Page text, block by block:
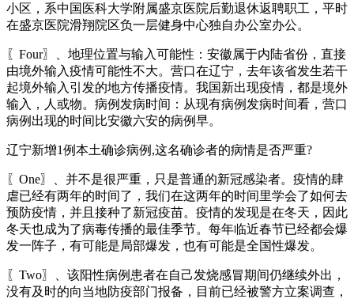
小区，系中国医科大学附属盛京医院后勤退休返聘职工，平时
在盛京医院滑翔院区负一层健身中心独自办公室办公。
〖Four〗、地理位置与输入可能性：安徽属于内陆省份，直接
由境外输入疫情可能性不大。营口在辽宁，去年该省发生若干
起境外输入引发的地方传播疫情。我国新出现疫情，都是境外
输入，人或物。病例发病时间：从现有病例发病时间看，营口
病例出现的时间比安徽六安的病例早。
辽宁新增1例本土确诊病例,这名确诊者的病情是否严重?
〖One〗、并不是很严重，只是普通的新冠感染者。疫情的肆
虐已经有两年的时间了，我们在这两年的时间里学会了如何去
预防疫情，并且接种了新冠疫苗。疫情的发现是在冬天，因此
冬天也成为了病毒传播的最佳季节。每年临近春节已经都会爆
发一阵子，有可能是局部爆发，也有可能是全国性爆发。
〖Two〗、该阳性病例患者在自己发烧感冒期间仍继续外出，
没有及时的向当地防疫部门报备，目前已经被警方立案调查，